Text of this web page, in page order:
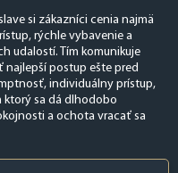
si zákazníci cenia najmä
rýchle vybavenie a
udalostí. Tím komunikuje
postup ešte pred
individuálny prístup,
ktorý sa dá dlhodobo
a ochota vracať sa